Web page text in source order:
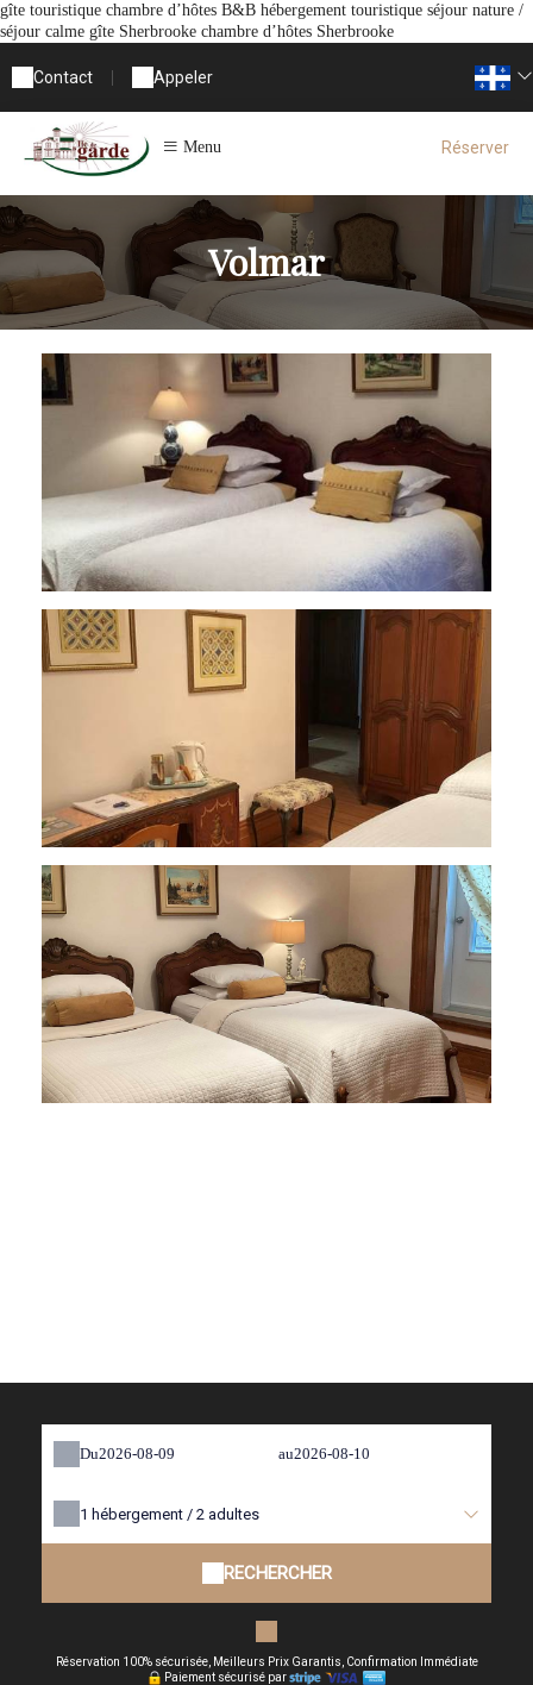
gîte touristique chambre d’hôtes B&B hébergement touristique séjour nature /
séjour calme gîte Sherbrooke chambre d’hôtes Sherbrooke
Contact Appeler
Menu Réserver
Volmar
Du au
1 hébergement / 2 adultes
RECHERCHER
Réservation 100% sécurisée, Meilleurs Prix Garantis, Confirmation Immédiate
Paiement sécurisé par